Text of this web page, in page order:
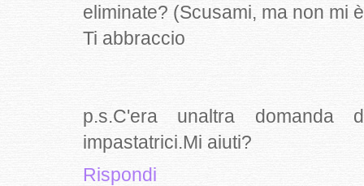
eliminate? (Scusami, ma non mi
Ti abbraccio
p.s.C'era unaltra
impastatrici.Mi aiuti?
Rispondi